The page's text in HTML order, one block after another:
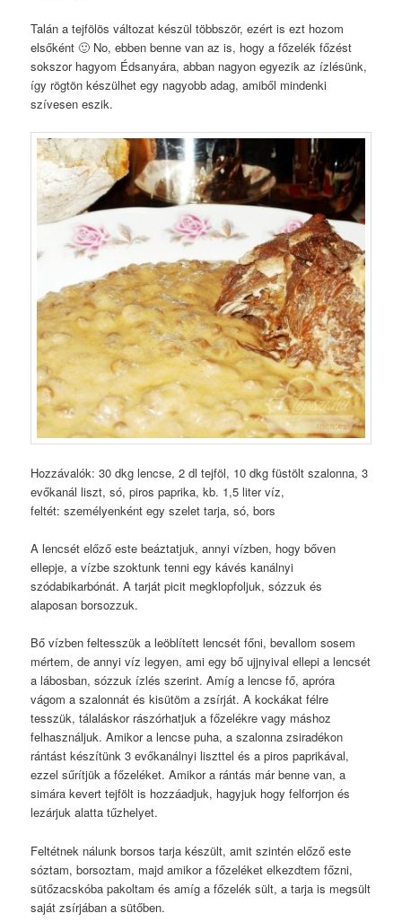
Talán a tejfölös változat készül többször, ezért is ezt hozom
elsőként 🙂 No, ebben benne van az is, hogy a főzelék főzést
sokszor hagyom Édsanyára, abban nagyon egyezik az ízlésünk,
így rögtön készülhet egy nagyobb adag, amiből mindenki
szívesen eszik.
Hozzávalók: 30 dkg lencse, 2 dl tejföl, 10 dkg füstölt szalonna, 3
evőkanál liszt, só, piros paprika, kb. 1,5 liter víz,
feltét: személyenként egy szelet tarja, só, bors
A lencsét előző este beáztatjuk, annyi vízben, hogy bőven
ellepje, a vízbe szoktunk tenni egy kávés kanálnyi
szódabikarbónát. A tarját picit megklopfoljuk, sózzuk és
alaposan borsozzuk.
Bő vízben feltesszük a leöblített lencsét főni, bevallom sosem
mértem, de annyi víz legyen, ami egy bő ujjnyival ellepi a lencsét
a lábosban, sózzuk ízlés szerint. Amíg a lencse fő, apróra
vágom a szalonnát és kisütöm a zsírját. A kockákat félre
tesszük, tálaláskor rászórhatjuk a főzelékre vagy máshoz
felhasználjuk. Amikor a lencse puha, a szalonna zsiradékon
rántást készítünk 3 evőkanálnyi liszttel és a piros paprikával,
ezzel sűrítjük a főzeléket. Amikor a rántás már benne van, a
simára kevert tejfölt is hozzáadjuk, hagyjuk hogy felforrjon és
lezárjuk alatta tűzhelyet.
Feltétnek nálunk borsos tarja készült, amit szintén előző este
sóztam, borsoztam, majd amikor a főzeléket elkezdtem főzni,
sütőzacskóba pakoltam és amíg a főzelék sült, a tarja is megsült
saját zsírjában a sütőben.